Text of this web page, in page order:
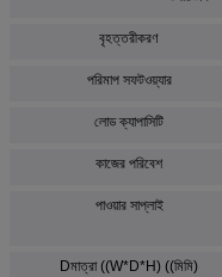
বৃহত্তরীকরণ
পরিমাপ সফটওয়্যার
লোড ক্যাপাসিটি
কাজের পরিবেশ
পাওয়ার সাপ্লাই
Dমাত্রা ((W*D*H) ((মিমি)